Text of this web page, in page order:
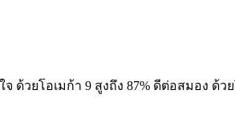
วยโอเมก้า 9 สูงถึง 87% ดีต่อสมอง ด้ว